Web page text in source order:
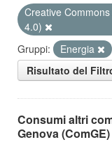
Creative
4.0)
Gruppi:
Energia
Risultato del
Consumi altri
Genova (ComGE)